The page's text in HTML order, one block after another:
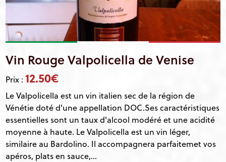
Vin Rouge Valpolicella de Venise
Prix : 12.50€
Le Valpolicella est un vin italien sec de la région de
Vénétie doté d'une appellation DOC.Ses caractéristiques
essentielles sont un taux d'alcool modéré et une acidité
moyenne à haute. Le Valpolicella est un vin léger,
similaire au Bardolino. Il accompagnera parfaitemet vos
apéros, plats en sauce,...